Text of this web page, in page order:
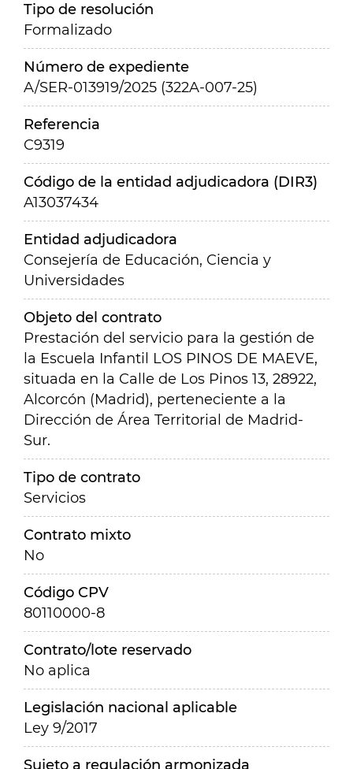
Tipo de resolución
Formalizado
Número de expediente
A/SER-013919/2025 (322A-007-25)
Referencia
C9319
Código de la entidad adjudicadora (DIR3)
A13037434
Entidad adjudicadora
Consejería de Educación, Ciencia y
Universidades
Objeto del contrato
Prestación del servicio para la gestión de
la Escuela Infantil LOS PINOS DE MAEVE,
situada en la Calle de Los Pinos 13, 28922,
Alcorcón (Madrid), perteneciente a la
Dirección de Área Territorial de Madrid-
Sur.
Tipo de contrato
Servicios
Contrato mixto
No
Código CPV
80110000-8
Contrato/lote reservado
No aplica
Legislación nacional aplicable
Ley 9/2017
Sujeto a regulación armonizada